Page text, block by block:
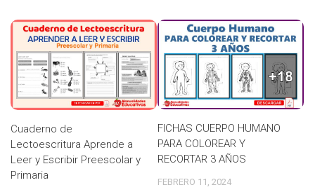
Cuaderno de
Lectoescritura Aprende a
Leer y Escribir Preescolar y
Primaria
FICHAS CUERPO HUMANO
PARA COLOREAR Y
RECORTAR 3 AÑOS
FEBRERO 11, 2024